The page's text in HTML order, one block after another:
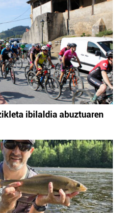
ibilaldia abuztuaren